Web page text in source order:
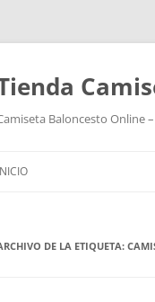
Baloncesto Online
DE LA ETIQUETA: